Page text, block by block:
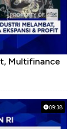
Multifinance
09:38